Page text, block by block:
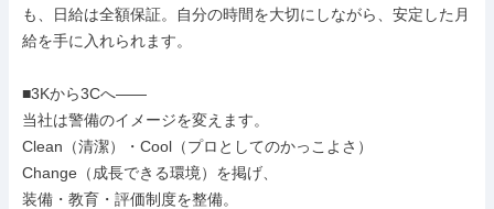
も、日給は全額保証。自分の時間を大切にしながら、安定した月
給を手に入れられます。
■3Kから3Cへ――
当社は警備のイメージを変えます。
Clean（清潔）・Cool（プロとしてのかっこよさ）
Change（成長できる環境）を掲げ、
装備・教育・評価制度を整備。